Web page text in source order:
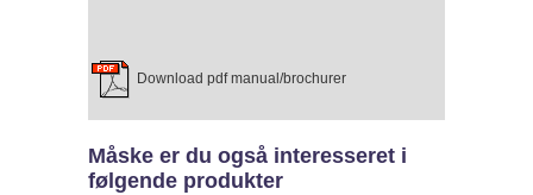
Download pdf manual/brochurer
Måske er du også interesseret i
følgende produkter